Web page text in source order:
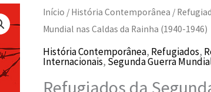
Início / História Contemporânea /
Mundial nas Caldas da Rainha (1940-1946)
História Contemporânea, Refugiados,
Internacionais, Segunda Guerra
Refugiados da
O
preço
original
O
preço
Quantidade
de
Refugiados
da
Segunda